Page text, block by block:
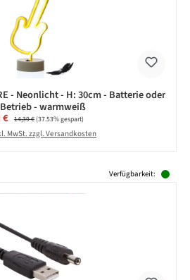
- Neonlicht - H: 30cm - Batterie oder
Betrieb - warmweiß
€ Regulärer Preis:
14,39 €(37.53% gespart)
MwSt. zzgl. Versandkosten
Verfügbarkeit: